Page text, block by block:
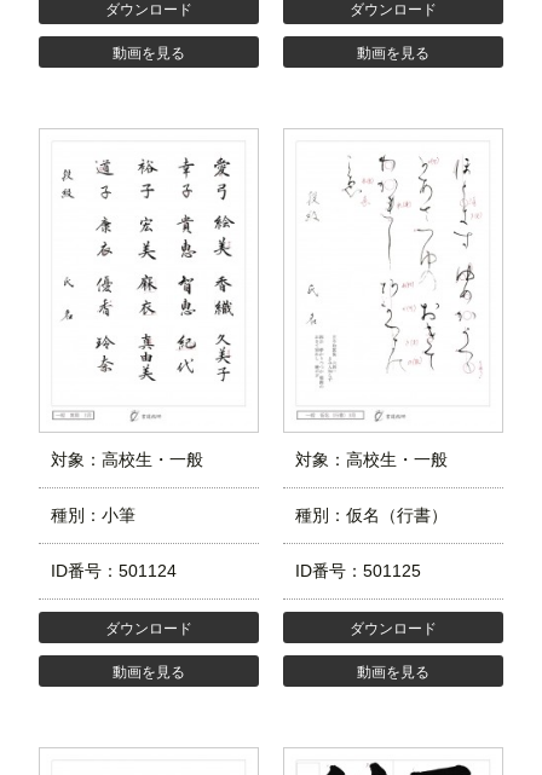
ダウンロード
動画を見る
ダウンロード
動画を見る
対象：高校生・一般
種別：小筆
ID番号：501124
ダウンロード
動画を見る
対象：高校生・一般
種別：仮名（行書）
ID番号：501125
ダウンロード
動画を見る